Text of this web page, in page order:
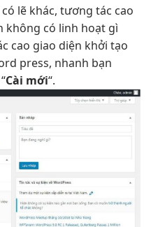
có lẽ khác, tương tác cao
không có linh hoạt gì
cao giao diện khởi tạo
press, nhanh bạn
Cài mới“.